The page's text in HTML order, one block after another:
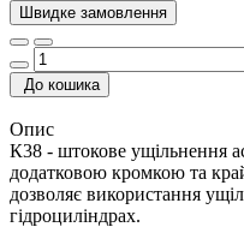
Швидке замовлення
До кошика
Опис
К38 - штокове ущільнення
додатковою кромкою та
дозволяє використання
гідроциліндрах.